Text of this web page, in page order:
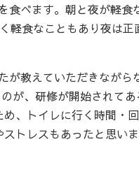
食べます。朝と夜が軽食
軽食なこともあり夜は正
が教えていただきながら
が、研修が開始されてあ
、トイレに行く時間・
トレスもあったと思い